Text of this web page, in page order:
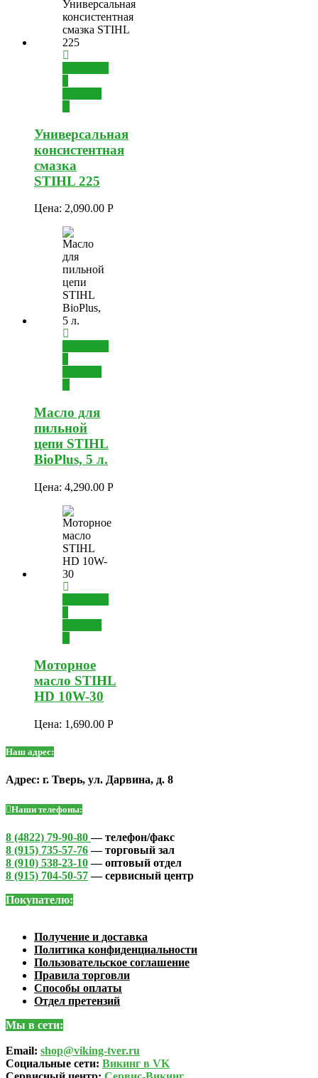
Универсальная
консистентная
смазка
STIHL 225
Цена: 2,090.00 Р
Масло для
пильной
цепи STIHL
BioPlus, 5 л.
Цена: 4,290.00 Р
Моторное
масло STIHL
HD 10W-30
Цена: 1,690.00 Р
Наш адрес:
Адрес: г. Тверь, ул. Дарвина, д. 8
Наши телефоны:
8 (4822) 79-90-80— телефон/факс
8 (915) 735-57-76— торговый зал
8 (910) 538-23-10— оптовый отдел
8 (915) 704-50-57— сервисный центр
Покупателю:
Получение и доставка
Политика конфиденциальности
Пользовательское соглашение
Правила торговли
Способы оплаты
Отдел претензий
Мы в сети:
Email: shop@viking-tver.ru
Социальные сети: Викинг в VK